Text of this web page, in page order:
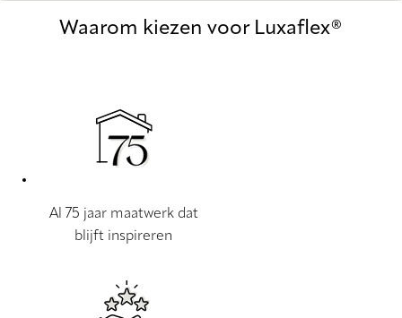
Waarom kiezen voor Luxaflex®
Al 75 jaar maatwerk dat
blijft inspireren